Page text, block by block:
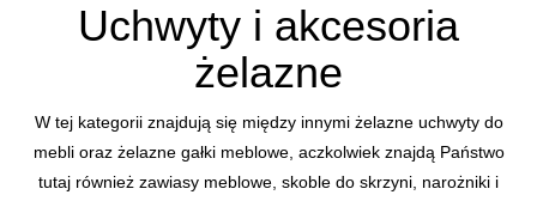
Uchwyty i akcesoria
żelazne
W tej kategorii znajdują się między innymi żelazne uchwyty do
mebli oraz żelazne gałki meblowe, aczkolwiek znajdą Państwo
tutaj również zawiasy meblowe, skoble do skrzyni, narożniki i